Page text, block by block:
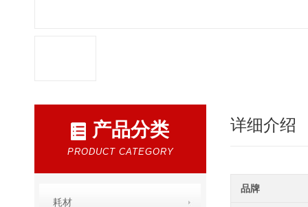
产品分类
PRODUCT CATEGORY
耗材
详细介绍
品牌